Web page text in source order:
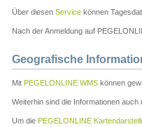
Über diesen Service können
Nach der Anmeldung auf
Geografische
Mit PEGELONLINE WMS können
Weiterhin sind die Informationen auch
Um die PEGELONLINE